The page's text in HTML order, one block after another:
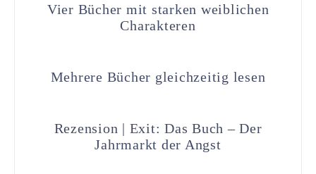
Vier Bücher mit starken weiblichen
Charakteren
Mehrere Bücher gleichzeitig lesen
Rezension | Exit: Das Buch – Der
Jahrmarkt der Angst